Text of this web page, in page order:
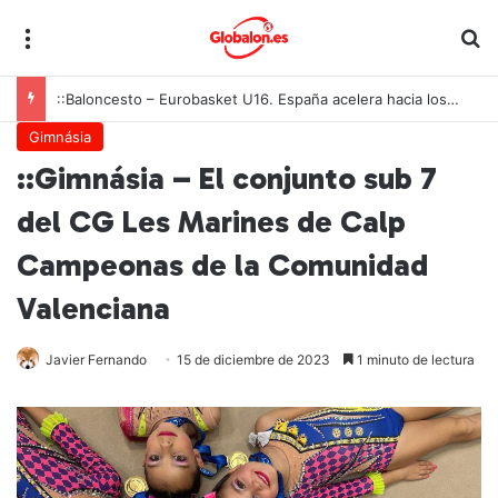
::Baloncesto – Eurobasket U16. España acelera hacia los octavos tras una exhibición colectiva ante Georgia
Gimnásia
::Gimnásia – El conjunto sub 7
del CG Les Marines de Calp
Campeonas de la Comunidad
Valenciana
Javier Fernando 15 de diciembre de 2023 1 minuto de lectura